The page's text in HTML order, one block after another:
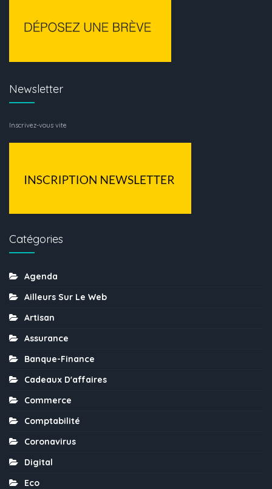
Newsletter
Inscrivez-vous vite
Catégories
Agenda
Ailleurs Sur Le Web
Artisan
Assurance
Banque-Finance
Cadeaux D'affaires
Commerce
Comptabilité
Coronavirus
Digital
Eco